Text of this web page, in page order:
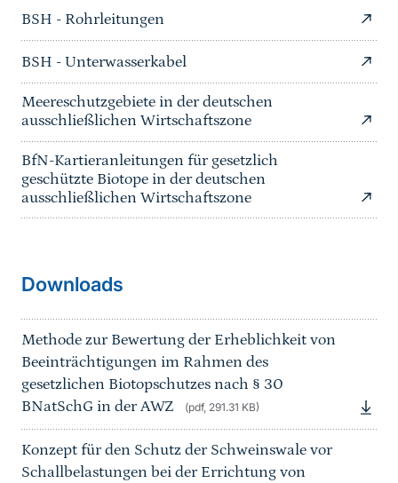
BSH - Rohrleitungen
BSH - Unterwasserkabel
Meereschutzgebiete in der deutschen
ausschließlichen Wirtschaftszone
BfN-Kartieranleitungen für gesetzlich
geschützte Biotope in der deutschen
ausschließlichen Wirtschaftszone
Downloads
Methode zur Bewertung der Erheblichkeit von
Beeinträchtigungen im Rahmen des
gesetzlichen Biotopschutzes nach § 30
BNatSchG in der AWZ
(pdf, 291.31 KB)
Konzept für den Schutz der Schweinswale vor
Schallbelastungen bei der Errichtung von